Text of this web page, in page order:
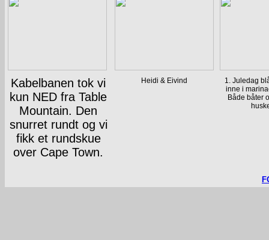
Kabelbanen tok vi
kun NED fra Table
Mountain. Den
snurret rundt og vi
fikk et rundskue
over Cape Town.
Heidi & Eivind
1. Juledag
inne i
Både båter